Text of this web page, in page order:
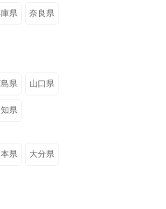
県 奈良県
県 山口県
県
県 大分県